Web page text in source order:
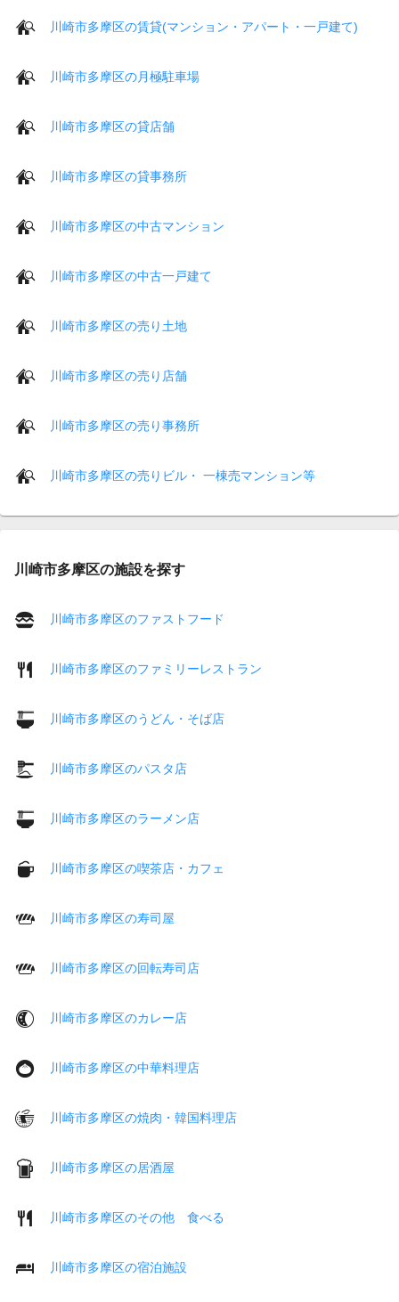
川崎市多摩区の賃貸(マンション・アパート・一戸建て)
川崎市多摩区の月極駐車場
川崎市多摩区の貸店舗
川崎市多摩区の貸事務所
川崎市多摩区の中古マンション
川崎市多摩区の中古一戸建て
川崎市多摩区の売り土地
川崎市多摩区の売り店舗
川崎市多摩区の売り事務所
川崎市多摩区の売りビル・ 一棟売マンション等
川崎市多摩区の施設を探す
川崎市多摩区のファストフード
川崎市多摩区のファミリーレストラン
川崎市多摩区のうどん・そば店
川崎市多摩区のパスタ店
川崎市多摩区のラーメン店
川崎市多摩区の喫茶店・カフェ
川崎市多摩区の寿司屋
川崎市多摩区の回転寿司店
川崎市多摩区のカレー店
川崎市多摩区の中華料理店
川崎市多摩区の焼肉・韓国料理店
川崎市多摩区の居酒屋
川崎市多摩区のその他 食べる
川崎市多摩区の宿泊施設